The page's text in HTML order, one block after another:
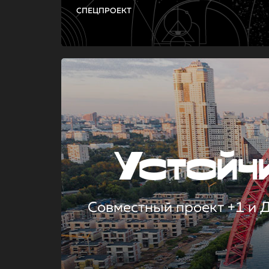
СПЕЦПРОЕКТ
Совместный проект +1 и